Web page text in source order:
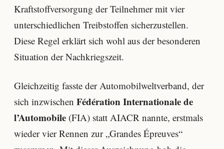
Kraftstoffversorgung der Teilnehmer mit vier
unterschiedlichen Treibstoffen sicherzustellen.
Diese Regel erklärt sich wohl aus der besonderen
Situation der Nachkriegszeit.
Gleichzeitig fasste der Automobilweltverband, der
sich inzwischen Fédération Internationale de
l’Automobile (FIA) statt AIACR nannte, erstmals
wieder vier Rennen zur „Grandes Épreuves“